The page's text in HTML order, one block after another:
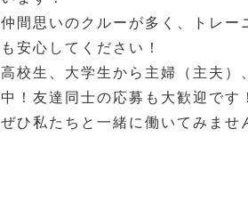
仲間思いのクルーが多く、トレ
も安心してください！
高校生、大学生から主婦（主夫）
中！友達同士の応募も大歓迎です
ぜひ私たちと一緒に働いてみませ